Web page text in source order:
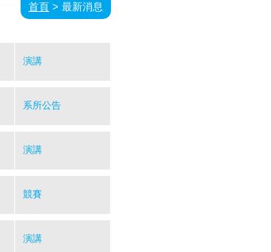
首頁 > 最新消息
演講
系所公告
演講
競賽
演講